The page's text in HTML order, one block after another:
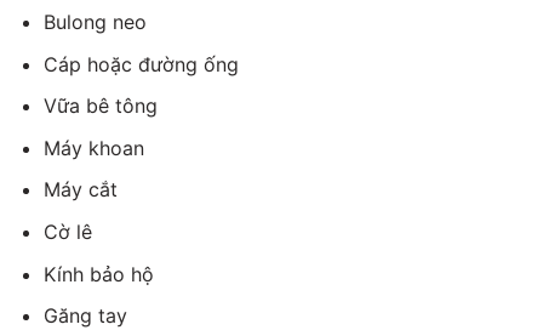
Bulong neo
Cáp hoặc đường ống
Vữa bê tông
Máy khoan
Máy cắt
Cờ lê
Kính bảo hộ
Găng tay